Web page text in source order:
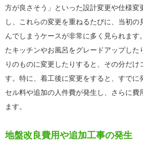
方が良さそう」といった設計変更や仕様変
し、これらの変更を重ねるたびに、当初の
んでしまうケースが非常に多く見られます
たキッチンやお風呂をグレードアップした
りのものに変更したりすると、その分だけ
す。特に、着工後に変更をすると、すでに
セル料や追加の人件費が発生し、さらに費
ます。
地盤改良費用や追加工事の発生